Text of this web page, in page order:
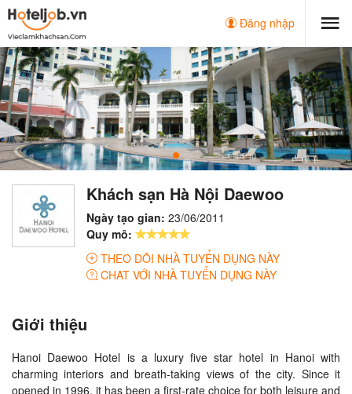
Đăng nhập
Khách sạn Hà Nội Daewoo
Ngày tạo gian: 23/06/2011
Quy mô:
THEO DÕI NHÀ TUYỂN DỤNG NÀY
CHAT VỚI NHÀ TUYỂN DỤNG NÀY
Giới thiệu
Hanoi Daewoo Hotel is a luxury five star hotel in Hanoi with
charming interiors and breath-taking views of the city. Since it
opened in 1996, it has been a first-rate choice for both leisure and